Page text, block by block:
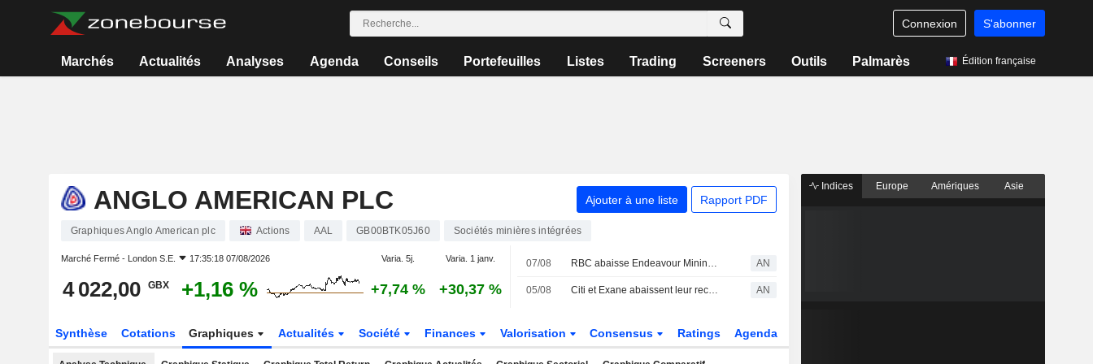
Connexion S'abonner
Marchés Actualités Analyses Agenda Conseils Portefeuilles Listes Trading Screeners Outils Palmarès Édition française
ANGLO AMERICAN PLC Ajouter à une liste Rapport PDF
Graphiques Anglo American plc Actions AAL GB00BTK05J60 Sociétés minières intégrées
Marché Fermé - London S.E. 17:35:18 07/08/2026 Varia. 5j. Varia. 1 janv.
4 022,00 GBX +1,16 % +7,74 % +30,37 %
07/08 RBC abaisse Endeavour Mining ; JPM relève easyJet AN
05/08 Citi et Exane abaissent leur recommandation sur HSBC ; LBBW dégrade Vodafone AN
Synthèse Cotations Graphiques Actualités Société Finances Valorisation Consensus Ratings Agenda
Indices Europe Amériques Asie